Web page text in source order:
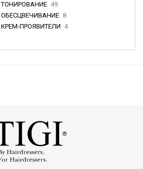
ТОНИРОВАНИЕ 49
ОБЕСЦВЕЧИВАНИЕ 8
КРЕМ-ПРОЯВИТЕЛИ 4